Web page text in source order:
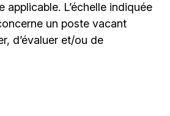
L’échelle indiquée
un poste vacant
d’évaluer et/ou de